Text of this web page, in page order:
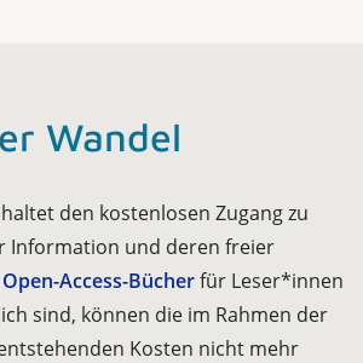
Wandel
den kostenlosen Zugang zu
Infor­mation und deren freier
Open-Access-Bücherfür Leser*in­nen
sind, können die im Rahmen der
Kosten nicht mehr